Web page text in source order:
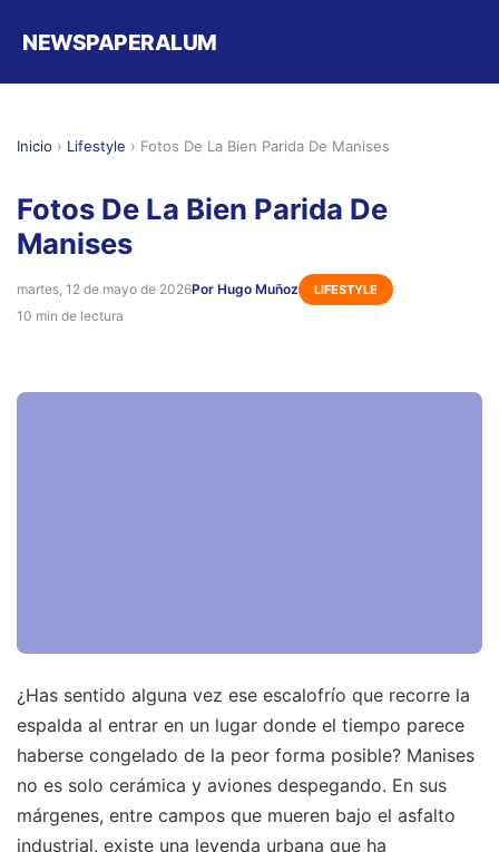
NEWSPAPERALUM
Inicio › Lifestyle › Fotos De La Bien Parida De Manises
Fotos De La Bien Parida De
Manises
martes, 12 de mayo de 2026Por Hugo Muñoz LIFESTYLE
10 min de lectura
¿Has sentido alguna vez ese escalofrío que recorre la
espalda al entrar en un lugar donde el tiempo parece
haberse congelado de la peor forma posible? Manises
no es solo cerámica y aviones despegando. En sus
márgenes, entre campos que mueren bajo el asfalto
industrial, existe una leyenda urbana que ha